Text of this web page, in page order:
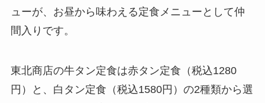
ューが、お昼から味わえる定食メニューとして仲
間入りです。
東北商店の牛タン定食は赤タン定食（税込1280
円）と、白タン定食（税込1580円）の2種類から選